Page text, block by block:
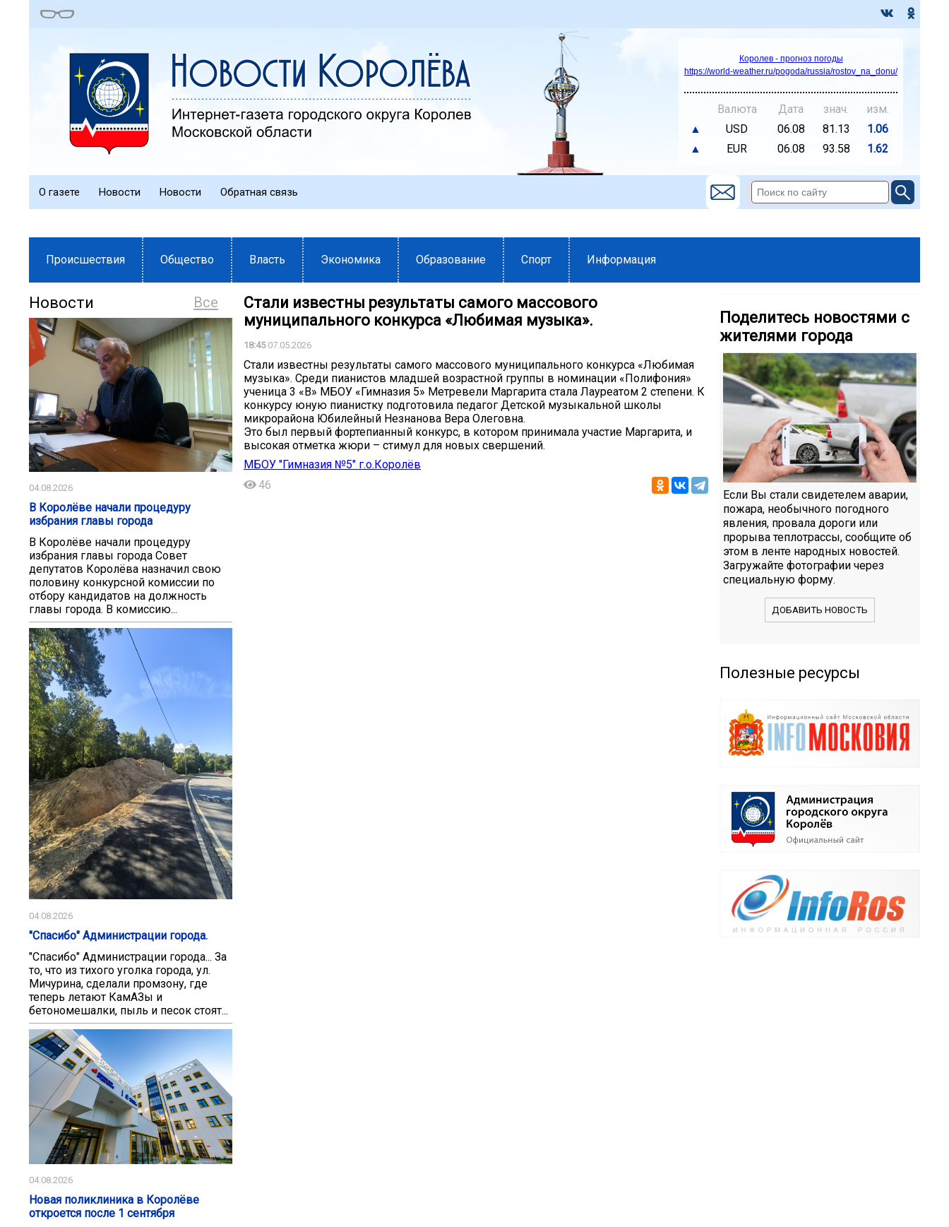
Королев - прогноз погоды
https://world-weather.ru/pogoda/russia/rostov_na_donu/
Валюта Дата знач.
изм.
▲
USD 06.08 81.13
1.06
▲
EUR 06.08 93.58 1.62
О газете Новости Новости Обратная связь
Происшествия Общество Власть Экономика Образование Спорт Информация
Все
Новости
04.08.2026
В Королёве начали процедуру
избрания главы города
В Королёве начали процедуру
избрания главы города Совет
депутатов Королёва назначил свою
половину конкурсной комиссии по
отбору кандидатов на должность
главы города. В комиссию...
04.08.2026
"Спасибо" Администрации города.
"Спасибо" Администрации города... За
то, что из тихого уголка города, ул.
Мичурина, сделали промзону, где
теперь летают КамАЗы и
бетономешалки, пыль и песок стоят...
04.08.2026
Новая поликлиника в Королёве
откроется после 1 сентября
Стали известны результаты самого массового
муниципального конкурса «Любимая музыка».
18:4507.05.2026
Стали известны результаты самого массового муниципального конкурса «Любимая
музыка». Среди пианистов младшей возрастной группы в номинации «Полифония»
ученица 3 «В» МБОУ «Гимназия 5» Метревели Маргарита стала Лауреатом 2 степени. К
конкурсу юную пианистку подготовила педагог Детской музыкальной школы
микрорайона Юбилейный Незнанова Вера Олеговна.
Это был первый фортепианный конкурс, в котором принимала участие Маргарита, и
высокая отметка жюри – стимул для новых свершений.
МБОУ "Гимназия №5" г.о.Королёв
46
Поделитесь новостями с
жителями города
Если Вы стали свидетелем аварии,
пожара, необычного погодного
явления, провала дороги или
прорыва теплотрассы, сообщите об
этом в ленте народных новостей.
Загружайте фотографии через
специальную форму.
ДОБАВИТЬ НОВОСТЬ
Полезные ресурсы